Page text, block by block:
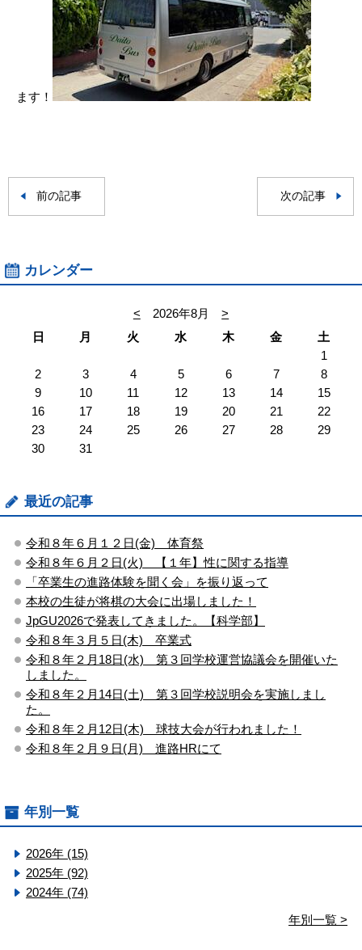
ます！
前の記事 次の記事
カレンダー
< 2026年8月
>
日
月 火 水 木 金
土
1
2
3 4 5 6 7
8
9
10 11 12 13 14
15
16
17 18 19 20 21
22
23
24 25 26 27 28
29
30
31
最近の記事
令和８年６月１２日(金) 体育祭
令和８年６月２日(火) 【１年】性に関する指導
「卒業生の進路体験を聞く会」を振り返って
本校の生徒が将棋の大会に出場しました！
JpGU2026で発表してきました。【科学部】
令和８年３月５日(木) 卒業式
令和８年２月18日(水) 第３回学校運営協議会を開催いた
しました。
令和８年２月14日(土) 第３回学校説明会を実施しまし
た。
令和８年２月12日(木) 球技大会が行われました！
令和８年２月９日(月) 進路HRにて
年別一覧
2026年 (15)
2025年 (92)
2024年 (74)
年別一覧 >